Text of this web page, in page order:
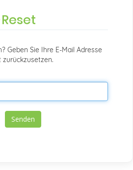
Geben Sie Ihre E-Mail Adresse
Senden